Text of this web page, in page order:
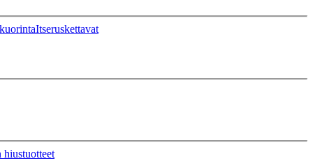
Itseruskettavat
hiustuotteet